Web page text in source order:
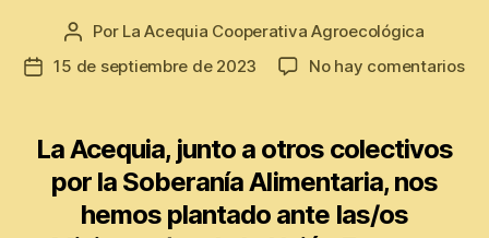
Autor
de
Por La Acequia Cooperativa Agroecológica
Fecha
entrada
15 de septiembre de 2023 No hay comentariosen
La Acequia, junto a otros colectivos
por la Soberanía Alimentaria, nos
hemos plantado ante las/os